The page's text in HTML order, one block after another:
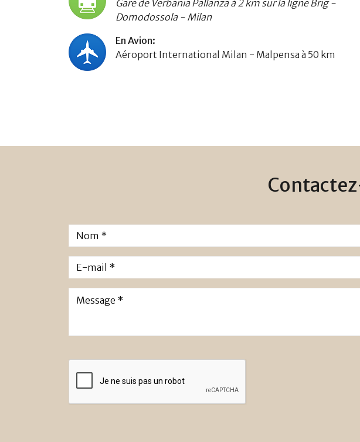
Gare de Verbania Pallanza à 2 km sur la ligne Brig -
Domodossola - Milan
En Avion:
Aéroport International Milan - Malpensa à 50 km